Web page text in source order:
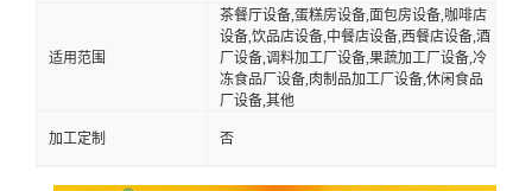
适用范围
茶餐厅设备,蛋糕房设备,面包房设备,咖啡店
设备,饮品店设备,中餐店设备,西餐店设备,酒
厂设备,调料加工厂设备,果蔬加工厂设备,冷
冻食品厂设备,肉制品加工厂设备,休闲食品
厂设备,其他
加工定制 否